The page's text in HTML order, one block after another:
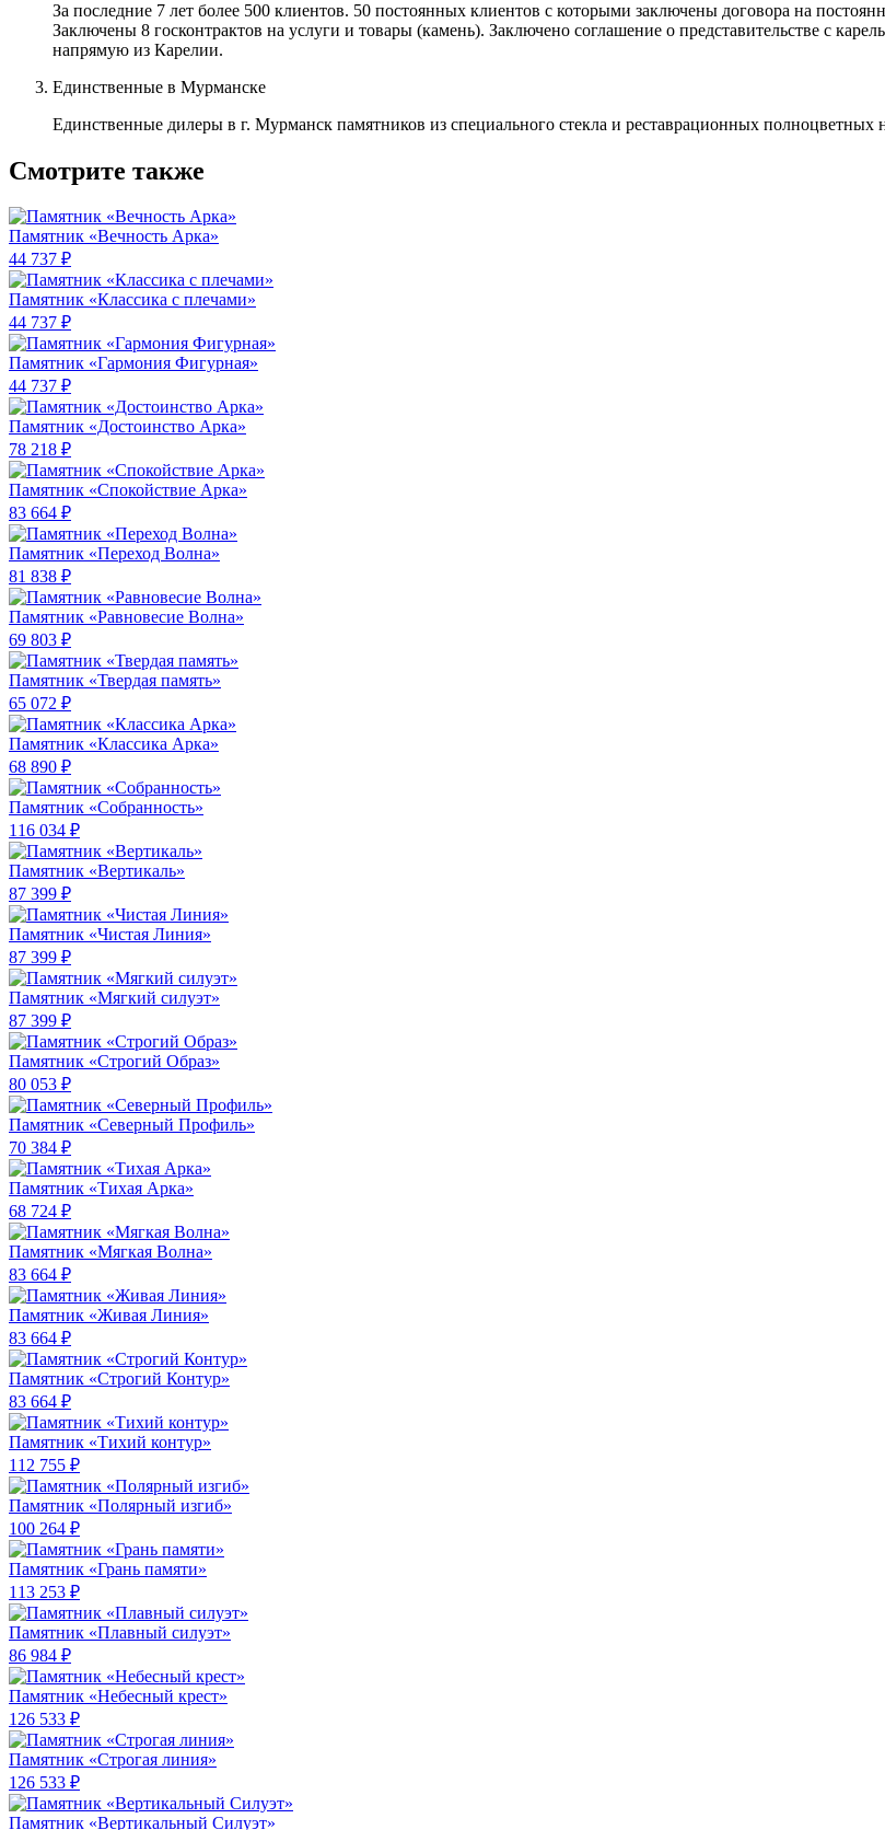
За последние 7 лет более 500 клиентов. 50 постоянных клиентов с которыми заключены договора на
Заключены 8 госконтрактов на услуги и товары (камень). Заключено соглашение о представительстве с
напрямую из Карелии.
Единственные в Мурманске
Единственные дилеры в г. Мурманск памятников из специального стекла и реставрационных
Смотрите также
Памятник «Вечность Арка»
44 737 ₽
Памятник «Классика c плечами»
44 737 ₽
Памятник «Гармония Фигурная»
44 737 ₽
Памятник «Достоинство Арка»
78 218 ₽
Памятник «Спокойствие Арка»
83 664 ₽
Памятник «Переход Волна»
81 838 ₽
Памятник «Равновесие Волна»
69 803 ₽
Памятник «Твердая память»
65 072 ₽
Памятник «Классика Арка»
68 890 ₽
Памятник «Собранность»
116 034 ₽
Памятник «Вертикаль»
87 399 ₽
Памятник «Чистая Линия»
87 399 ₽
Памятник «Мягкий силуэт»
87 399 ₽
Памятник «Строгий Образ»
80 053 ₽
Памятник «Северный Профиль»
70 384 ₽
Памятник «Тихая Арка»
68 724 ₽
Памятник «Мягкая Волна»
83 664 ₽
Памятник «Живая Линия»
83 664 ₽
Памятник «Строгий Контур»
83 664 ₽
Памятник «Тихий контур»
112 755 ₽
Памятник «Полярный изгиб»
100 264 ₽
Памятник «Грань памяти»
113 253 ₽
Памятник «Плавный силуэт»
86 984 ₽
Памятник «Небесный крест»
126 533 ₽
Памятник «Строгая линия»
126 533 ₽
Памятник «Вертикальный Силуэт»